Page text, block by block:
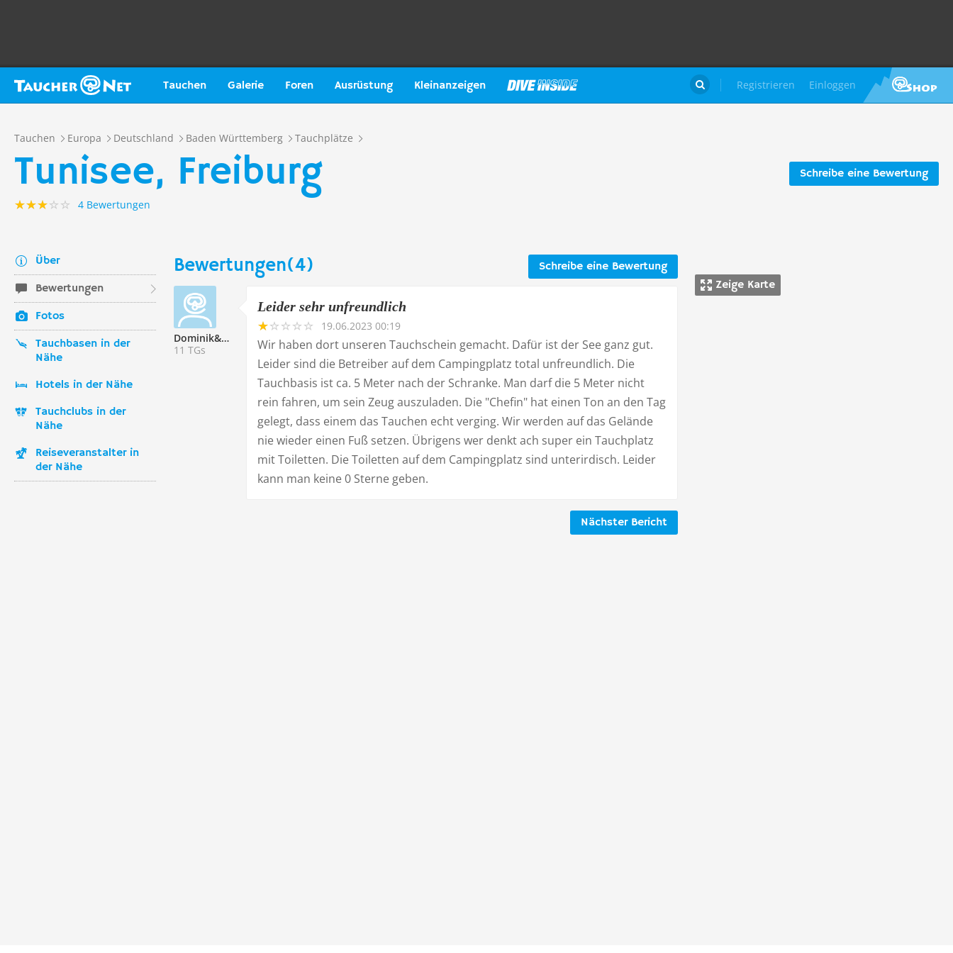
Tauchen Galerie Foren Ausrüstung Kleinanzeigen Registrieren Einloggen

Tauchen Europa Deutschland Baden Württemberg Tauchplätze
Schreibe eine Bewertung
Tunisee, Freiburg
4 Bewertungen
Über
Bewertungen
Fotos
Tauchbasen in der
Nähe
Hotels in der Nähe
Tauchclubs in der
Nähe
Reiseveranstalter in
der Nähe
Zeige Karte
Schreibe eine Bewertung
Bewertungen(4)
Dominik&Alicia
11 TGs
Leider sehr unfreundlich
19.06.2023 00:19
Wir haben dort unseren Tauchschein gemacht. Dafür ist der See ganz gut.
Leider sind die Betreiber auf dem Campingplatz total unfreundlich. Die
Tauchbasis ist ca. 5 Meter nach der Schranke. Man darf die 5 Meter nicht
rein fahren, um sein Zeug auszuladen. Die "Chefin" hat einen Ton an den Tag
gelegt, dass einem das Tauchen echt verging. Wir werden auf das Gelände
nie wieder einen Fuß setzen. Übrigens wer denkt ach super ein Tauchplatz
mit Toiletten. Die Toiletten auf dem Campingplatz sind unterirdisch. Leider
kann man keine 0 Sterne geben.
Nächster Bericht